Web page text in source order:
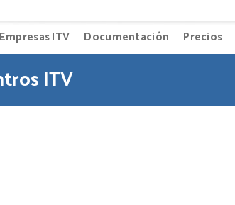
Empresas ITV Documentación Precios
ITV